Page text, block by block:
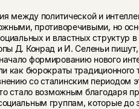
между политической и
проти­воречивыми, но
и властных структур в
Д. Конрад и И. Селеньи
формированию нового
как бюрократы традиционного
со сталинским периодом
стало воз­можным благодаря
группам, которые до